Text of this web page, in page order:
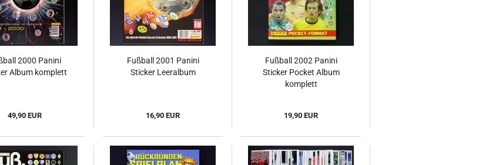
2000 Panini
Album komplett
49,90 EUR
Fußball 2001 Panini
Sticker Leeralbum
16,90 EUR
Fußball 2002 Panini
Sticker Pocket Album
komplett
19,90 EUR